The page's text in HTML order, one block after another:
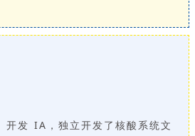
开发 IA，独立开发了核酸系统文